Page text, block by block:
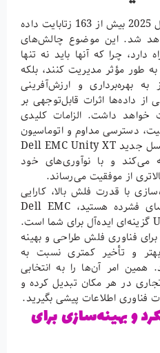
بر اساس پیش‌بینی IDC، تا سال 2025 بیش از 163 زتابایت داده
شد. این موضوع چالش‌های
چرا که آنها باید نه تنها
طور مؤثر مدیریت کنند، بلکه
بهره‌برداری و ارزش‌آفرینی
داده‌ها اثرات قابل‌توجهی بر
خواهد داشت. الزامات کلیدی
دسترسی مداوم و اتوماسیون
یکپارچه از ضروریات هستند. نسل جدید Dell EMC Unity XT
می‌کند و با نوآوری‌های خود
از موفقیت می‌رساند.
با قدرت فلش بالا، کارایی
بی‌نظیر و سادگی در یک فضای فشرده هستید، Dell EMC
Unity XT All-Flash Storage گزینه‌ای ایده‌آل برای شما است.
فناوری فلش طراحی و بهینه
و تأخیر کمتری نسبت به
امر آن‌ها را به انتخابی
در هر مکان تبدیل کرده و
فناوری اطلاعات پیشی بگیرید.
و بهینه‌سازی برای